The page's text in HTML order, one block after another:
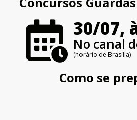
30/07,
No canal
(horário de Brasília)
Como se